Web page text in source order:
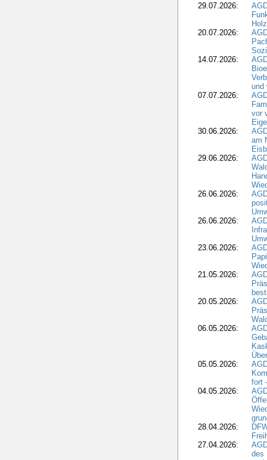
29.07.2026:
20.07.2026:
14.07.2026:
und
07.07.2026:
vor
30.06.2026:
am
29.06.2026:
26.06.2026:
26.06.2026:
23.06.2026:
21.05.2026:
20.05.2026:
06.05.2026:
05.05.2026:
fort
04.05.2026:
28.04.2026:
27.04.2026:
des